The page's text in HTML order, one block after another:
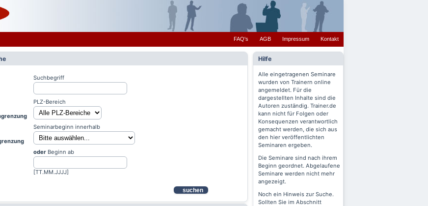
FAQ's AGB Impressum Kontakt
Hilfe
Alle eingetragenen Seminare
wurden von Trainern online
angemeldet. Für die
dargestellten Inhalte sind die
Autoren zuständig. Trainer.de
kann nicht für Folgen oder
Konsequenzen verantwortlich
gemacht werden, die sich aus
den hier veröffentlichten
Seminaren ergeben.
Die Seminare sind nach ihrem
Beginn geordnet. Abgelaufene
Seminare werden nicht mehr
angezeigt.
Noch ein Hinweis zur Suche.
Sollten Sie im Abschnitt
Suchbegriff
PLZ-Bereich
Seminarbeginn innerhalb
oder Beginn ab
[TT.MM.JJJJ]
suchen